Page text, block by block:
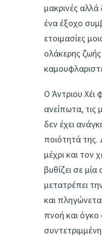
μακρινές
ένα έξοχο
ετοιμασίες
ολάκερης
Ο Άντριου Χέι
ανείπωτα, τις
δεν έχει
ποιότητά της.
μέχρι και τον
βυθίζει σε
μετατρέπει
και
πνοή και όγκο